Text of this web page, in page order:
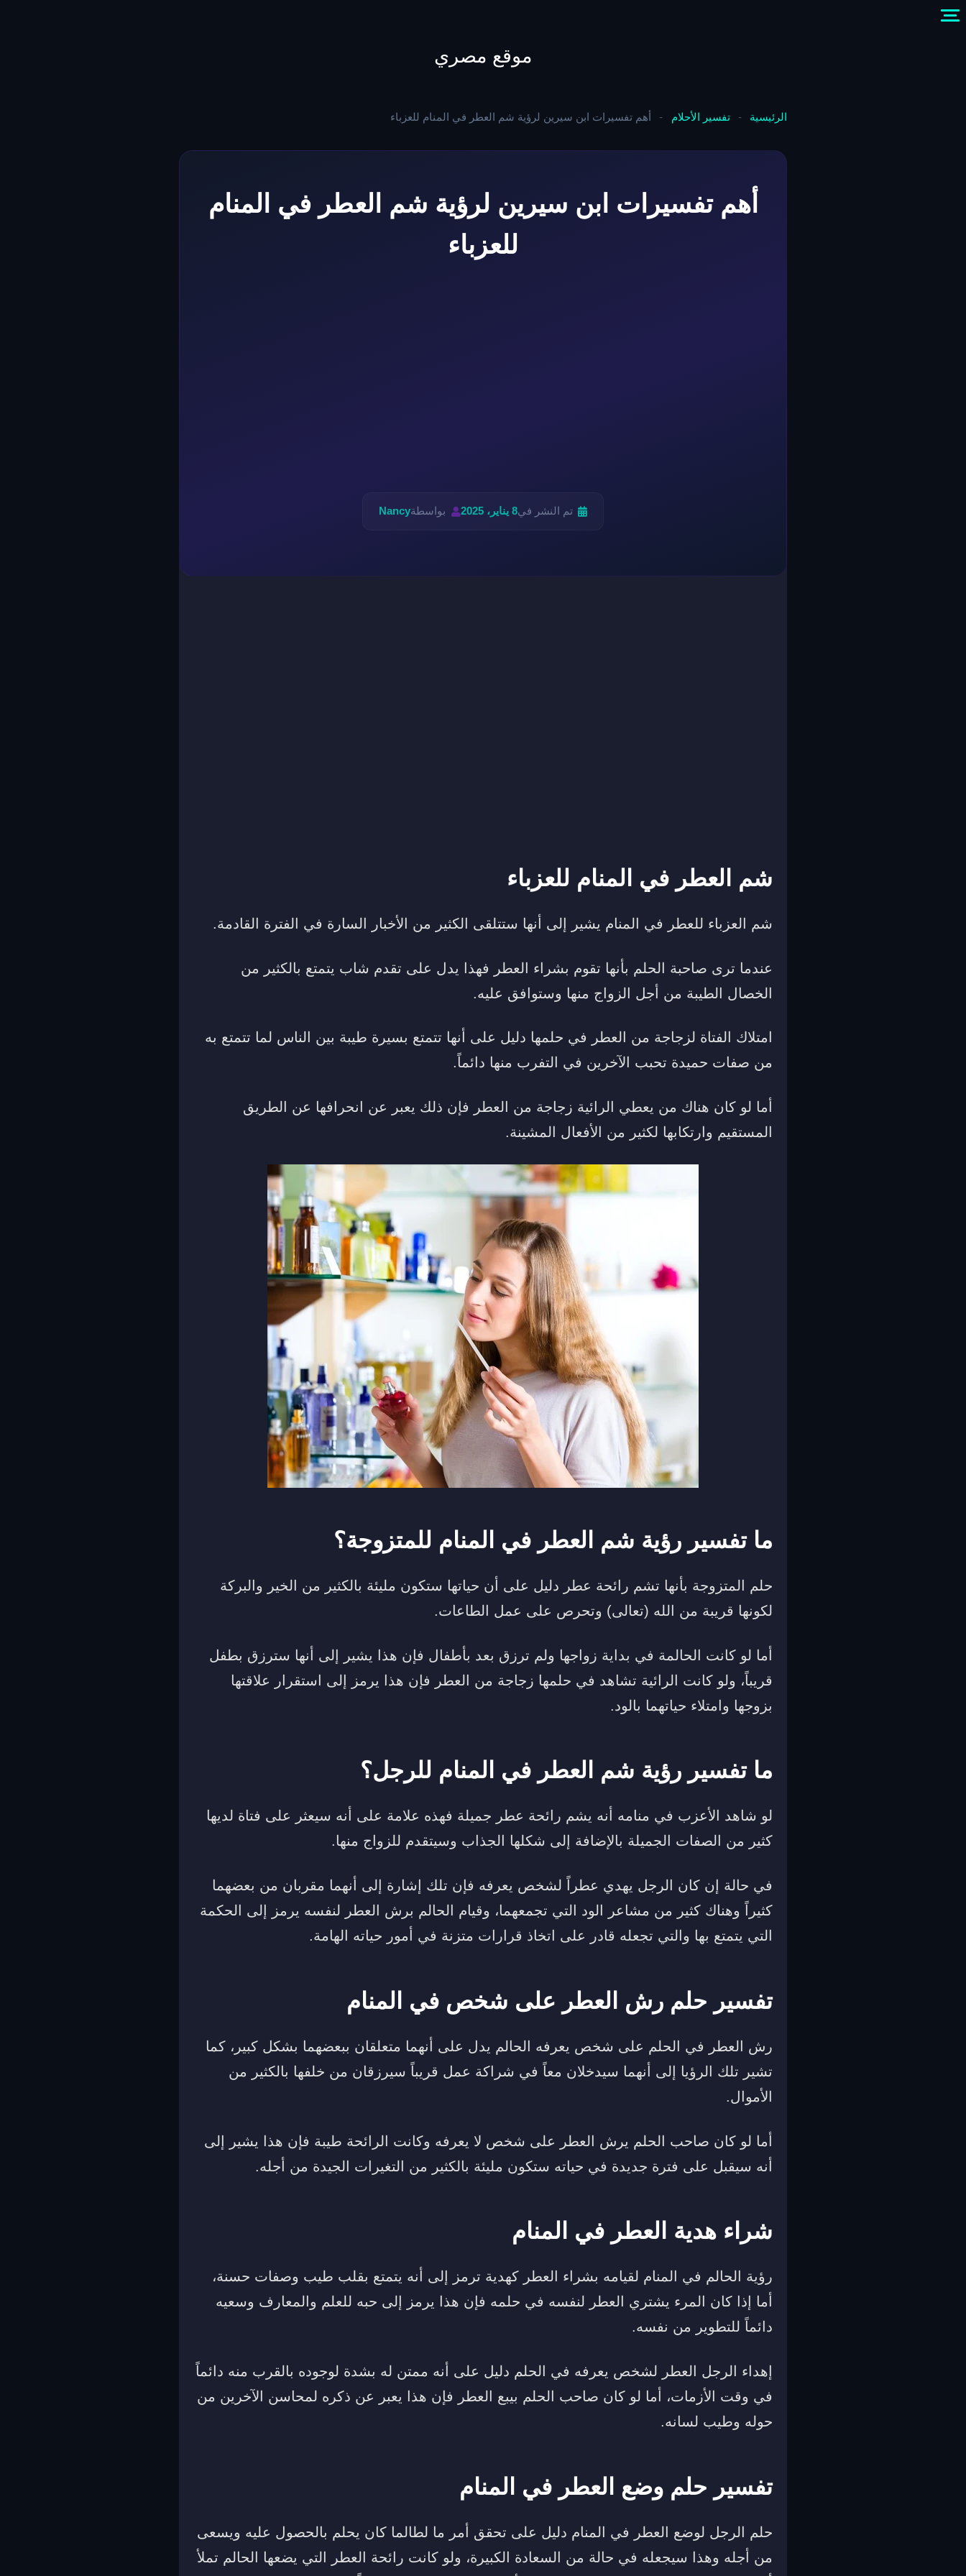
موقع مصري
الرئيسية - تفسير الأحلام - أهم تفسيرات ابن سيرين لرؤية شم العطر في المنام للعزباء
أهم تفسيرات ابن سيرين لرؤية شم العطر في المنام
للعزباء
تم النشر في8 يناير، 2025 بواسطةNancy
شم العطر في المنام للعزباء
شم العزباء للعطر في المنام يشير إلى أنها ستتلقى الكثير من الأخبار السارة في الفترة القادمة.
عندما ترى صاحبة الحلم بأنها تقوم بشراء العطر فهذا يدل على تقدم شاب يتمتع بالكثير من
الخصال الطيبة من أجل الزواج منها وستوافق عليه.
امتلاك الفتاة لزجاجة من العطر في حلمها دليل على أنها تتمتع بسيرة طيبة بين الناس لما تتمتع به
من صفات حميدة تحبب الآخرين في التفرب منها دائماً.
أما لو كان هناك من يعطي الرائية زجاجة من العطر فإن ذلك يعبر عن انحرافها عن الطريق
المستقيم وارتكابها لكثير من الأفعال المشينة.
ما تفسير رؤية شم العطر في المنام للمتزوجة؟
حلم المتزوجة بأنها تشم رائحة عطر دليل على أن حياتها ستكون مليئة بالكثير من الخير والبركة
لكونها قريبة من الله (تعالى) وتحرص على عمل الطاعات.
أما لو كانت الحالمة في بداية زواجها ولم ترزق بعد بأطفال فإن هذا يشير إلى أنها سترزق بطفل
قريباً، ولو كانت الرائية تشاهد في حلمها زجاجة من العطر فإن هذا يرمز إلى استقرار علاقتها
بزوجها وامتلاء حياتهما بالود.
ما تفسير رؤية شم العطر في المنام للرجل؟
لو شاهد الأعزب في منامه أنه يشم رائحة عطر جميلة فهذه علامة على أنه سيعثر على فتاة لديها
كثير من الصفات الجميلة بالإضافة إلى شكلها الجذاب وسيتقدم للزواج منها.
في حالة إن كان الرجل يهدي عطراً لشخص يعرفه فإن تلك إشارة إلى أنهما مقربان من بعضهما
كثيراً وهناك كثير من مشاعر الود التي تجمعهما، وقيام الحالم برش العطر لنفسه يرمز إلى الحكمة
التي يتمتع بها والتي تجعله قادر على اتخاذ قرارات متزنة في أمور حياته الهامة.
تفسير حلم رش العطر على شخص في المنام
رش العطر في الحلم على شخص يعرفه الحالم يدل على أنهما متعلقان ببعضهما بشكل كبير، كما
تشير تلك الرؤيا إلى أنهما سيدخلان معاً في شراكة عمل قريباً سيرزقان من خلفها بالكثير من
الأموال.
أما لو كان صاحب الحلم يرش العطر على شخص لا يعرفه وكانت الرائحة طيبة فإن هذا يشير إلى
أنه سيقبل على فترة جديدة في حياته ستكون مليئة بالكثير من التغيرات الجيدة من أجله.
شراء هدية العطر في المنام
رؤية الحالم في المنام لقيامه بشراء العطر كهدية ترمز إلى أنه يتمتع بقلب طيب وصفات حسنة،
أما إذا كان المرء يشتري العطر لنفسه في حلمه فإن هذا يرمز إلى حبه للعلم والمعارف وسعيه
دائماً للتطوير من نفسه.
إهداء الرجل العطر لشخص يعرفه في الحلم دليل على أنه ممتن له بشدة لوجوده بالقرب منه دائماً
في وقت الأزمات، أما لو كان صاحب الحلم بيبع العطر فإن هذا يعبر عن ذكره لمحاسن الآخرين من
حوله وطيب لسانه.
تفسير حلم وضع العطر في المنام
حلم الرجل لوضع العطر في المنام دليل على تحقق أمر ما لطالما كان يحلم بالحصول عليه ويسعى
من أجله وهذا سيجعله في حالة من السعادة الكبيرة، ولو كانت رائحة العطر التي يضعها الحالم تملأ